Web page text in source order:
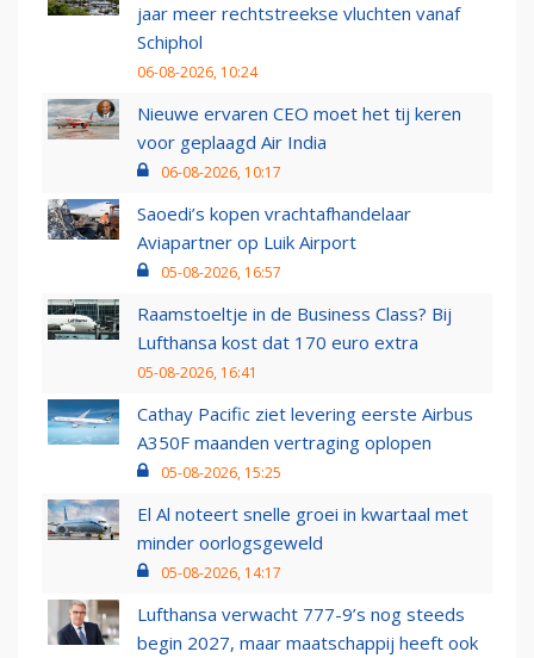
jaar meer rechtstreekse vluchten vanaf
Schiphol
06-08-2026, 10:24
Nieuwe ervaren CEO moet het tij keren
voor geplaagd Air India
06-08-2026, 10:17
Saoedi’s kopen vrachtafhandelaar
Aviapartner op Luik Airport
05-08-2026, 16:57
Raamstoeltje in de Business Class? Bij
Lufthansa kost dat 170 euro extra
05-08-2026, 16:41
Cathay Pacific ziet levering eerste Airbus
A350F maanden vertraging oplopen
05-08-2026, 15:25
El Al noteert snelle groei in kwartaal met
minder oorlogsgeweld
05-08-2026, 14:17
Lufthansa verwacht 777-9’s nog steeds
begin 2027, maar maatschappij heeft ook